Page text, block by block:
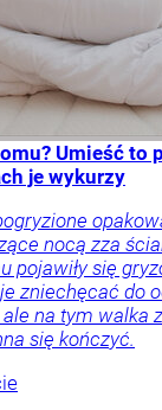
Umieść to
je wykurzy
nocą zza
pojawiły się
zniechęcać do
na tym walka
się kończyć.